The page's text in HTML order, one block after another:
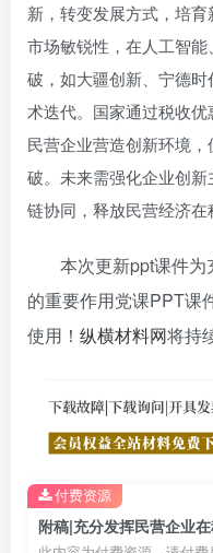
新，转变发展方式，培
市场敏锐性，在人工智
破，如大疆创新、宁德
术迭代。国家通过税收
民营企业营造创新环境
破。未来需强化企业创
链协同，释放民营经济在
本次更新ppt课件
的重要作用党课PPT课
使用！ 纵横材料网将持
付费资源